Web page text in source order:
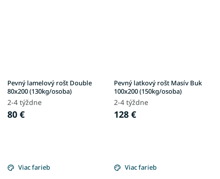
Pevný lamelový rošt Double
80x200 (130kg/osoba)
2-4 týždne
80 €
Pevný latkový rošt Masív Buk
100x200 (150kg/osoba)
2-4 týždne
128 €
Viac farieb Viac farieb